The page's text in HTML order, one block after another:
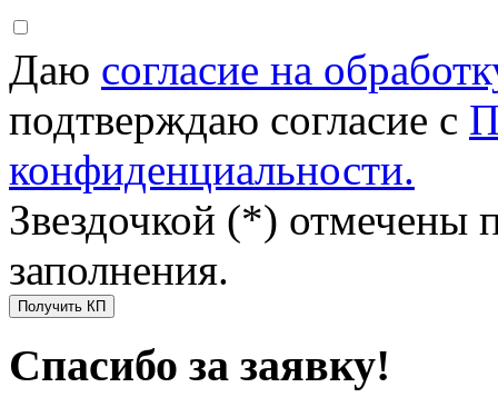
Даю согласие на
подтверждаю согласие с
конфиденциальности.
Звездочкой (*) отмечены
заполнения.
Получить КП
Спасибо за заявку!